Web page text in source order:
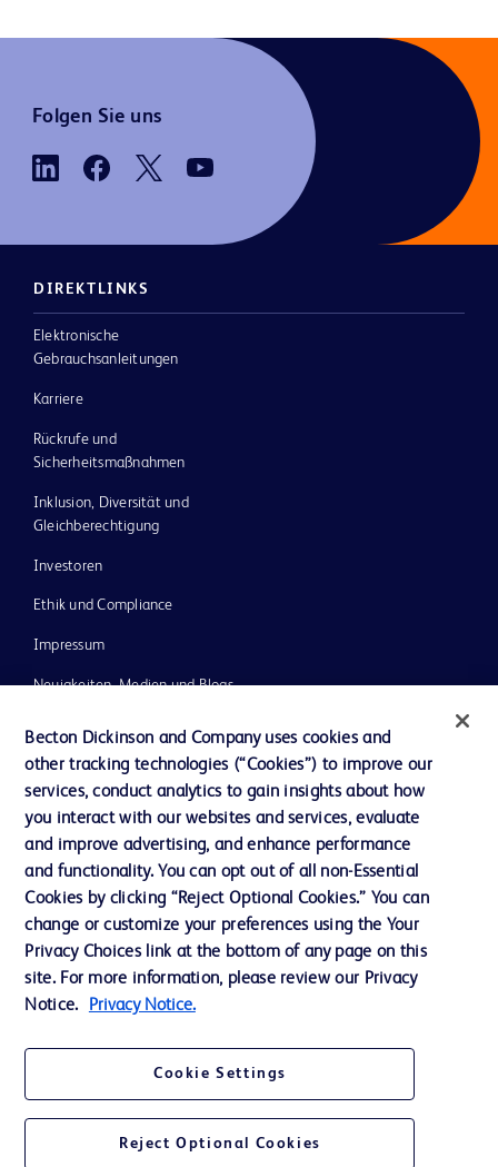
Folgen Sie uns
DIREKTLINKS
Elektronische
Gebrauchsanleitungen
Karriere
Rückrufe und
Sicherheitsmaßnahmen
Inklusion, Diversität und
Gleichberechtigung
Investoren
Ethik und Compliance
Impressum
Neuigkeiten, Medien und Blogs
Unser Unternehmen
AGB
Kontaktieren Sie uns
Cookie-Einstellungen
Datenschutz
Nutzungsbedingungen
© 2026 BD. Alle Rechte vorbehalten. BD und das BD-Logo sind Marken von
Becton Dickinson and Company uses cookies and
other tracking technologies (“Cookies”) to improve our
services, conduct analytics to gain insights about how
you interact with our websites and services, evaluate
and improve advertising, and enhance performance
and functionality. You can opt out of all non-Essential
Cookies by clicking “Reject Optional Cookies.” You can
change or customize your preferences using the Your
Privacy Choices link at the bottom of any page on this
site. For more information, please review our Privacy
Notice.
Privacy Notice.
Cookie Settings
Reject Optional Cookies